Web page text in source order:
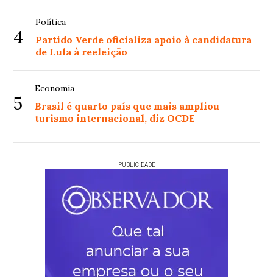
4
Política
Partido Verde oficializa apoio à candidatura
de Lula à reeleição
5
Economia
Brasil é quarto país que mais ampliou
turismo internacional, diz OCDE
PUBLICIDADE